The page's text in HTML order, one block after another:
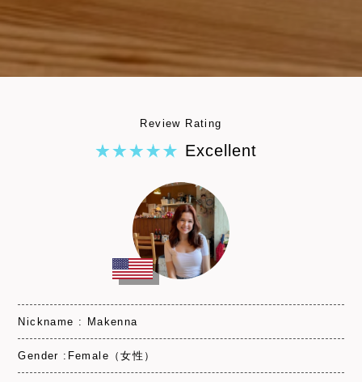
Review Rating
Excellent
Nickname : Makenna
Gender :Female（女性）